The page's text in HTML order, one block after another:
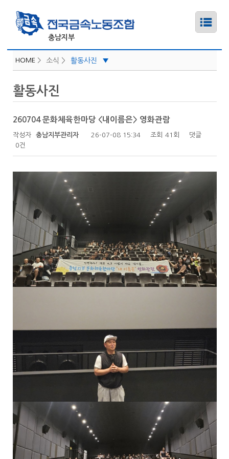
하위메뉴
하위메뉴
HOME > 소식 > 활동사진 ▼
활동사진
260704 문화체육한마당 <내이름은> 영화관람
작성자 충남지부관리자 26-07-08 15:34 조회 41회
댓글
0건